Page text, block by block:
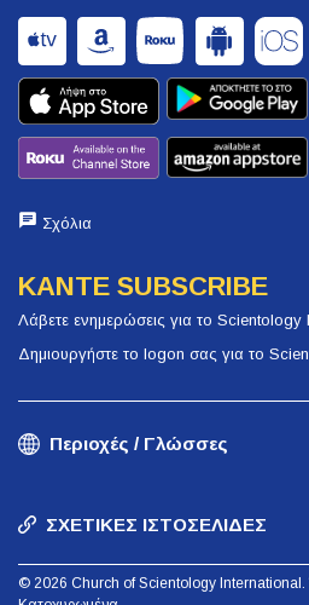
Σχόλια
ΚΑΝΤΕ SUBSCRIBE
Λάβετε ενημερώσεις για το
Δημιουργήστε το logon σας για το
Περιοχές / Γλώσσες
ΣΧΕΤΙΚΕΣ ΙΣΤΟΣΕΛΙΔΕΣ
© 2026 Church of Scientology International.